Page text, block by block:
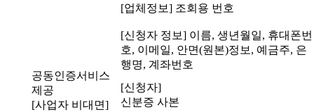
공동인증서비스
제공
[사업자 비대면]
[업체정보] 조회용 번호
[신청자 정보] 이름, 생년월일, 휴대폰번
호, 이메일, 안면(원본)정보, 예금주, 은
행명, 계좌번호
[신청자]
신분증 사본